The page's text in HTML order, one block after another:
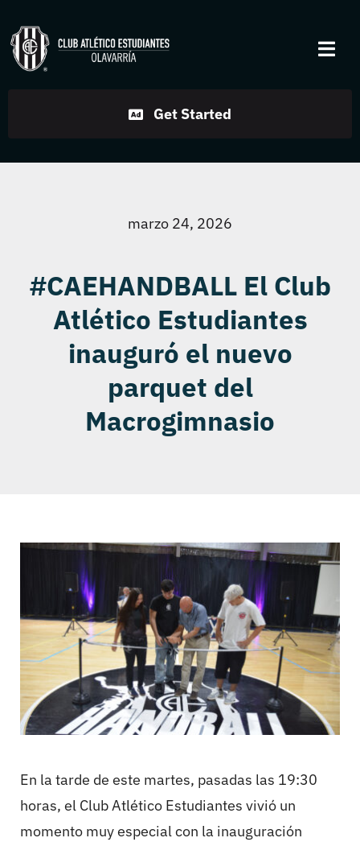
to
content
Disciplinas
Contacto
Get Started
marzo 24, 2026
#CAEHANDBALL El Club
Atlético Estudiantes
inauguró el nuevo
parquet del
Macrogimnasio
En la tarde de este martes, pasadas las 19:30
horas, el Club Atlético Estudiantes vivió un
momento muy especial con la inauguración